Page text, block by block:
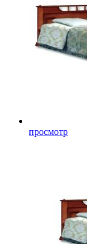
просмотр